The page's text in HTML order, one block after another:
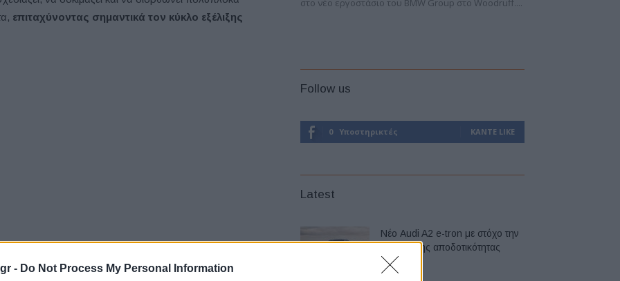
- Do Not Process My Personal Information
επιταχύνοντας σημαντικά τον κύκλο εξέλιξης
εταιρείας. Η πρώτη μεγάλη εφαρμογή θα είναι η νέα
στο νέο εργοστάσιο του BMW Group στο Woodruff....
Follow us
0 Υποστηρικτές ΚΆΝΤΕ LIKE
Latest
Νέο Audi A2 e-tron με στόχο την
κορυφή της αποδοτικότητας
05/08/2026